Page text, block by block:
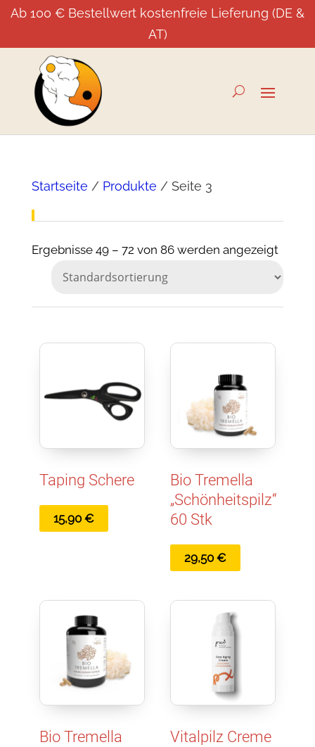
Ab 100 € Bestellwert kostenfreie Lieferung (DE &
AT)
Startseite / Produkte / Seite 3
Ergebnisse 49 – 72 von 86 werden angezeigt
Taping Schere
15,90€
Bio Tremella
„Schönheitspilz“
60 Stk
29,50€
Bio Tremella
Vitalpilz Creme